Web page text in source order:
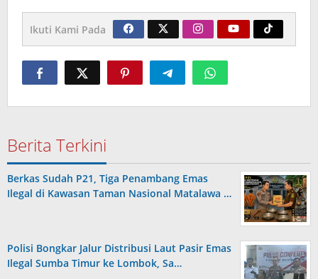
Ikuti Kami Pada
Berita Terkini
Berkas Sudah P21, Tiga Penambang Emas
Ilegal di Kawasan Taman Nasional Matalawa …
Polisi Bongkar Jalur Distribusi Laut Pasir Emas
Ilegal Sumba Timur ke Lombok, Sa…